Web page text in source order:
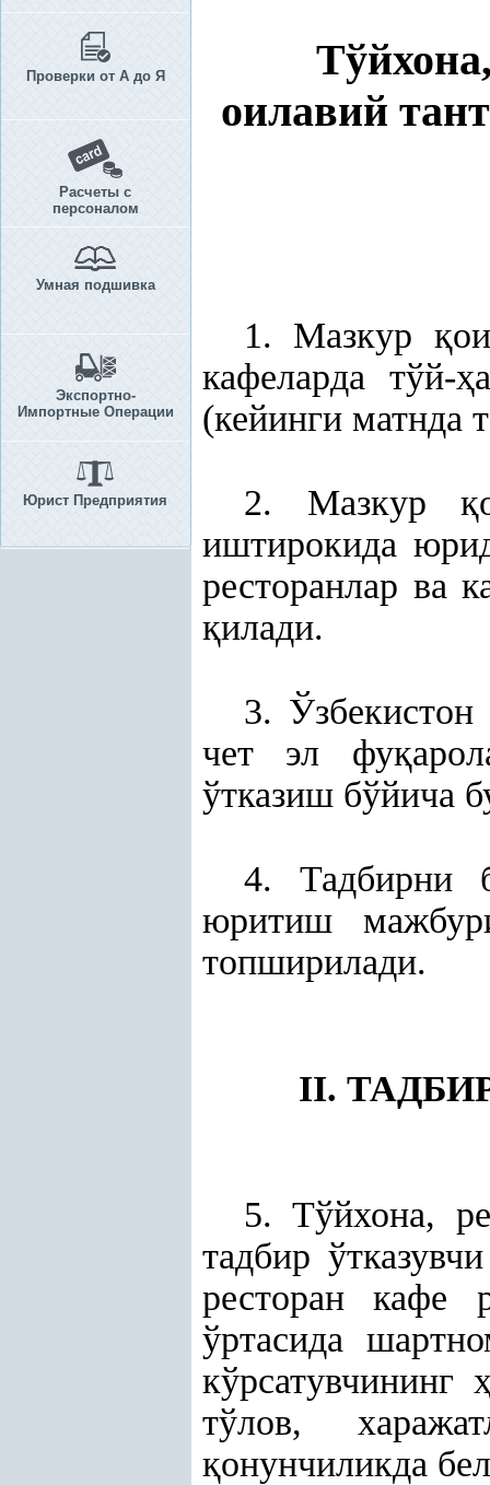
Проверки от А до Я
Расчеты с
персоналом
Умная подшивка
Экспортно-
Импортные Операции
Юрист Предприятия
оилавий
1. Мазкур қ
кафеларда тўй-ҳ
(кейинги матнда
2. Мазкурқ
иштирокида
ресторанлар ва
қилади.
3.
чет эл фуқ
ўтказиш бўйича
4. Тадбирни
юритиш
топширилади.
II.
5. Тўйхона,
тадбир
ресторан кафе
ўртасида
кўрсатувчининг
тўлов,
қонунчиликда